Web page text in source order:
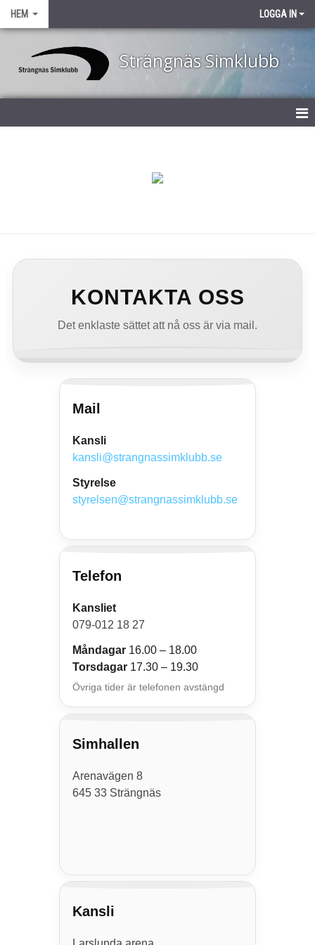
HEM LOGGA IN
Strängnäs Simklubb
BILDGALLERI
FRÅGOR OCH SVAR
KONTAKT
KONTAKTA OSS
Det enklaste sättet att nå oss är via mail.
Mail
Kansli
kansli@strangnassimklubb.se
Styrelse
styrelsen@strangnassimklubb.se
Telefon
Kansliet
079-012 18 27
Måndagar 16.00 – 18.00
Torsdagar 17.30 – 19.30
Övriga tider är telefonen avstängd
Simhallen
Arenavägen 8
645 33 Strängnäs
Kansli